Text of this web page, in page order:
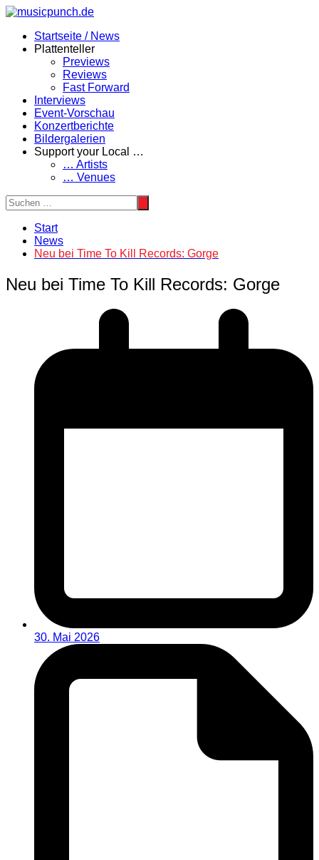
Zum
springenStartseite / News
Plattenteller
Previews
Reviews
Fast Forward
Interviews
Event-Vorschau
Konzertberichte
Bildergalerien
Support your Local …
… Artists
… Venues
Start
News
Neu bei Time To Kill Records: Gorge
Neu bei Time To Kill Records: Gorge
30. Mai 2026